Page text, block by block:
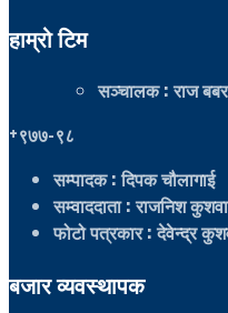
हाम्रो टिम
सञ्चालक: राज
+९७७-९८
सम्पादक: दिपक चौलागाई
सम्वाददाता: राजनिश
फोटो पत्रकार: देवेन्द्र
बजार व्यवस्थापक